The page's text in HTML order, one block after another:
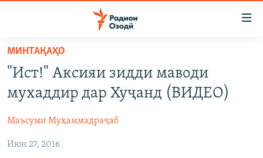
Ҷаҳиш
мояи
аслӣ
Ҷаҳиш
ба
аслӣ
ГӮШАҲО
ҶОМЕА
ҚАЗИЯИ "КРОКУС"
РӮЗГОРИ МУҲОҶИР
САЛОМ, ХОҲАР
ТАҲҚИҚОТ
МИНТАҚАҲО
"Ист!" Аксияи зидди маводи
мухаддир дар Хуҷанд (ВИДЕО)
Маъсуми Муҳаммадраҷаб
Июн 27, 2016